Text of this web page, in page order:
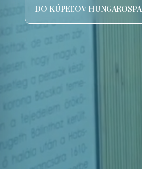
DO KÚPEĽOV HUNGAROSPA